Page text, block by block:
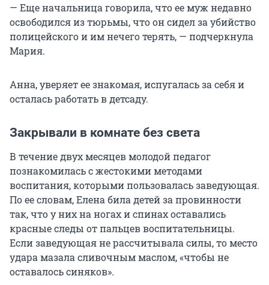
— Еще начальница говорила, что ее муж недавно
освободился из тюрьмы, что он сидел за убийство
полицейского и им нечего терять, — подчеркнула
Мария.
Анна, уверяет ее знакомая, испугалась за себя и
осталась работать в детсаду.
Закрывали в комнате без света
В течение двух месяцев молодой педагог
познакомилась с жестокими методами
воспитания, которыми пользовалась заведующая.
По ее словам, Елена била детей за провинности
так, что у них на ногах и спинах оставались
красные следы от пальцев воспитательницы.
Если заведующая не рассчитывала силы, то место
удара мазала сливочным маслом, «чтобы не
оставалось синяков».